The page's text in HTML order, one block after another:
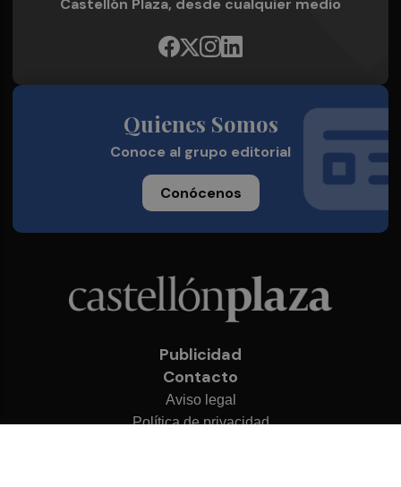
Castellón Plaza, desde cualquier medio
Quienes Somos
Conoce al grupo editorial
Conócenos
Publicidad
Contacto
Aviso legal
Política de privacidad